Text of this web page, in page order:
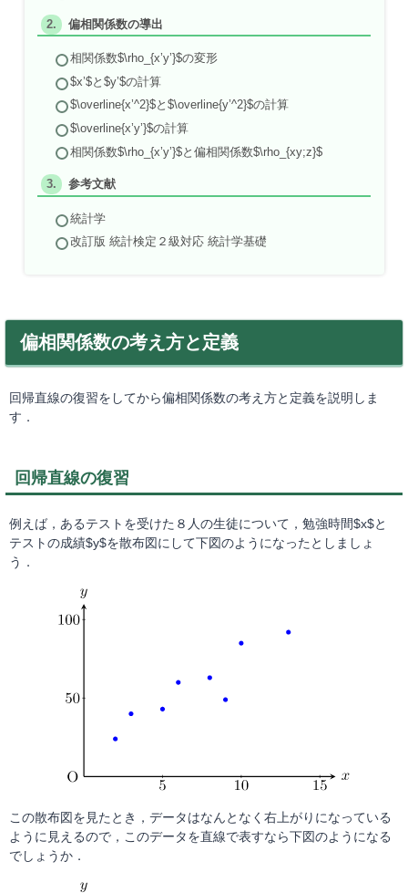
偏相関係数の導出
相関係数$\rho_{x’y’}$の変形
$x’$と$y’$の計算
$\overline{x’^2}$と$\overline{y’^2}$の計算
$\overline{x’y’}$の計算
相関係数$\rho_{x’y’}$と偏相関係数$\rho_{xy;z}$
参考文献
統計学
改訂版 統計検定２級対応 統計学基礎
偏相関係数の考え方と定義
回帰直線の復習をしてから偏相関係数の考え方と定義を説明しま
す．
回帰直線の復習
例えば，あるテストを受けた８人の生徒について，勉強時間$x$と
テストの成績$y$を散布図にして下図のようになったとしましょ
う．
この散布図を見たとき，データはなんとなく右上がりになっている
ように見えるので，このデータを直線で表すなら下図のようになる
でしょうか．